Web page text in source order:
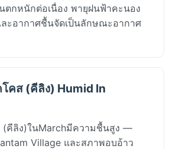
ตกหนักต่อเนื่อง พายุฝนฟ้าคะนอง
ละอากาศชื้นจัดเป็นลักษณะอากาศ
คส (คีลิง) Humid In
(คีลิง)ในMarchมีความชื้นสูง —
Village และสภาพอบอ้าว